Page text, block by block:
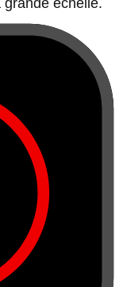
échelle.